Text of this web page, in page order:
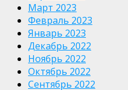
Март 2023
Февраль 2023
Январь 2023
Декабрь 2022
Ноябрь 2022
Октябрь 2022
Сентябрь 2022